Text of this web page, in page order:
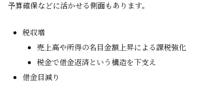
予算確保などに活かせる側面もあります。
税収増
売上高や所得の名目金額上昇による課税強化
税金で借金返済という構造を下支え
借金目減り